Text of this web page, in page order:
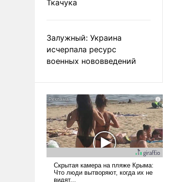
Ткачука
Залужный: Украина
исчерпала ресурс
военных нововведений